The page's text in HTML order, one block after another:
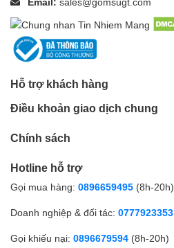
Hỗ trợ khách hàng
Điều khoản giao dịch chung
Chính sách
Hotline hỗ trợ
Gọi mua hàng: 0896659495 (8h-20h)
Doanh nghiệp & đối tác: 0777923353
Gọi khiếu nại: 0896679594 (8h-20h)